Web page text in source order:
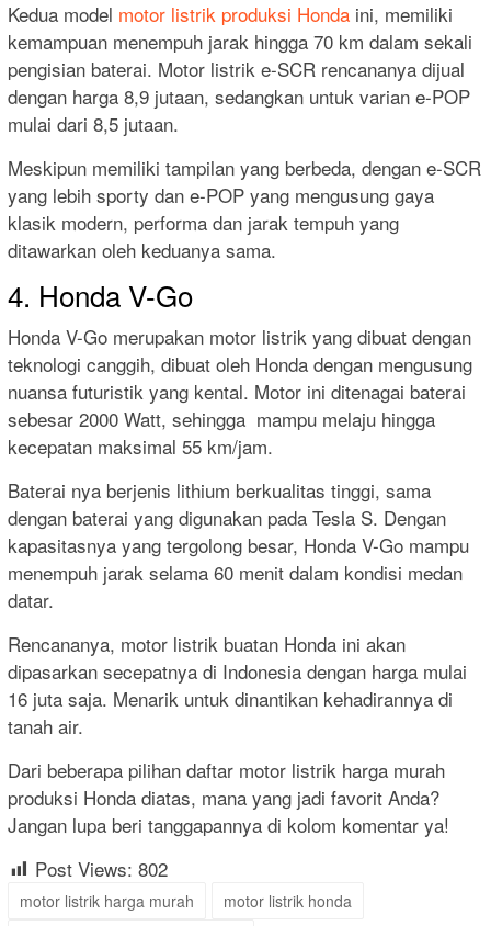
Kedua model motor listrik produksi Honda ini, memiliki
kemampuan menempuh jarak hingga 70 km dalam sekali
pengisian baterai. Motor listrik e-SCR rencananya dijual
dengan harga 8,9 jutaan, sedangkan untuk varian e-POP
mulai dari 8,5 jutaan.
Meskipun memiliki tampilan yang berbeda, dengan e-SCR
yang lebih sporty dan e-POP yang mengusung gaya
klasik modern, performa dan jarak tempuh yang
ditawarkan oleh keduanya sama.
4. Honda V-Go
Honda V-Go merupakan motor listrik yang dibuat dengan
teknologi canggih, dibuat oleh Honda dengan mengusung
nuansa futuristik yang kental. Motor ini ditenagai baterai
sebesar 2000 Watt, sehingga mampu melaju hingga
kecepatan maksimal 55 km/jam.
Baterai nya berjenis lithium berkualitas tinggi, sama
dengan baterai yang digunakan pada Tesla S. Dengan
kapasitasnya yang tergolong besar, Honda V-Go mampu
menempuh jarak selama 60 menit dalam kondisi medan
datar.
Rencananya, motor listrik buatan Honda ini akan
dipasarkan secepatnya di Indonesia dengan harga mulai
16 juta saja. Menarik untuk dinantikan kehadirannya di
tanah air.
Dari beberapa pilihan daftar motor listrik harga murah
produksi Honda diatas, mana yang jadi favorit Anda?
Jangan lupa beri tanggapannya di kolom komentar ya!
Post Views: 802
motor listrik harga murah
motor listrik honda